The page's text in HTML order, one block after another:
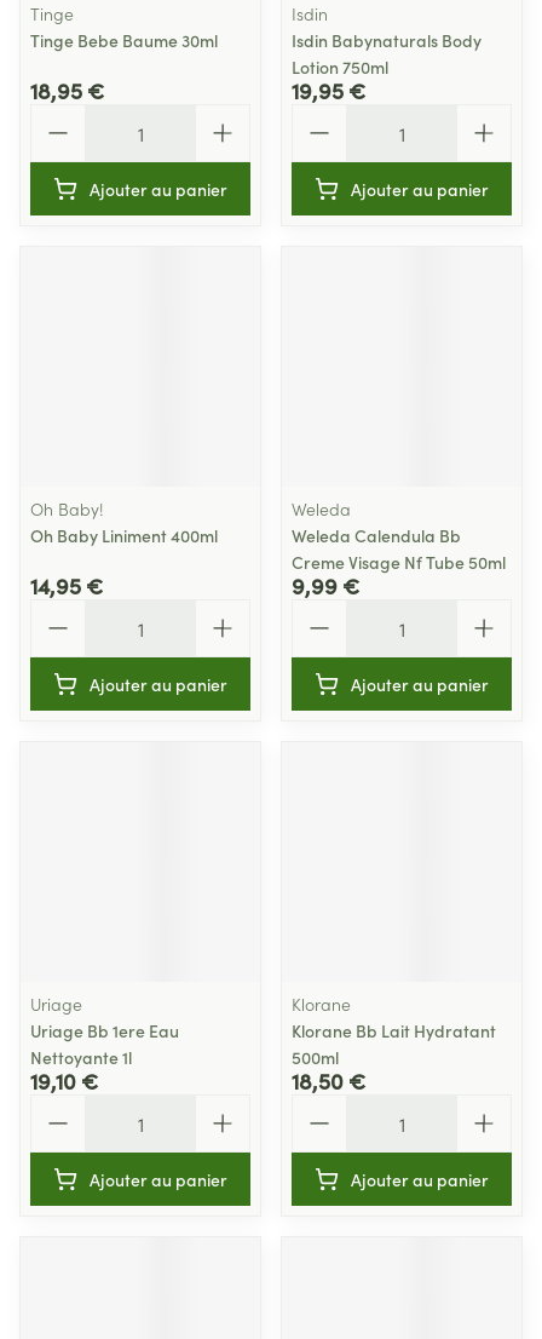
Tinge
Tinge Bebe Baume 30ml
18,95 €
Ajouter au panier
Isdin
Isdin Babynaturals Body
Lotion 750ml
19,95 €
Ajouter au panier
Oh Baby!
Oh Baby Liniment 400ml
14,95 €
Ajouter au panier
Weleda
Weleda Calendula Bb
Creme Visage Nf Tube 50ml
9,99 €
Ajouter au panier
Uriage
Uriage Bb 1ere Eau
Nettoyante 1l
19,10 €
Ajouter au panier
Klorane
Klorane Bb Lait Hydratant
500ml
18,50 €
Ajouter au panier